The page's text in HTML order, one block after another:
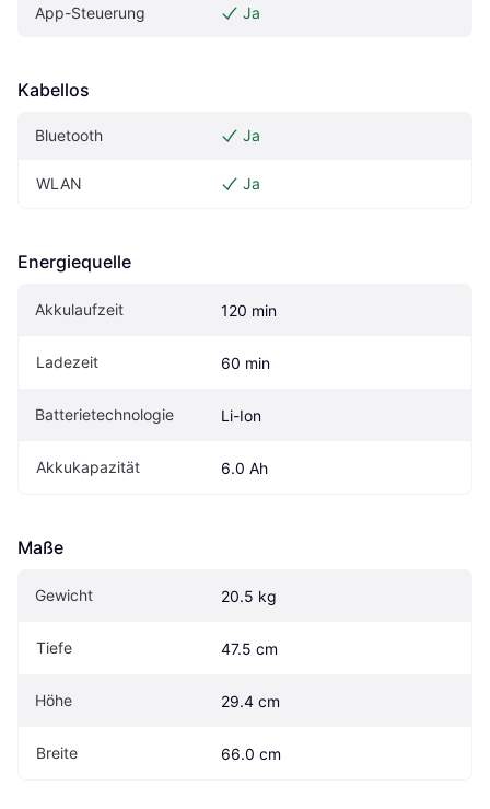
App-Steuerung Ja
Kabellos
Bluetooth Ja
WLAN Ja
Energiequelle
Akkulaufzeit 120 min
Ladezeit 60 min
Batterietechnologie Li-Ion
Akkukapazität 6.0 Ah
Maße
Gewicht 20.5 kg
Tiefe 47.5 cm
Höhe 29.4 cm
Breite 66.0 cm